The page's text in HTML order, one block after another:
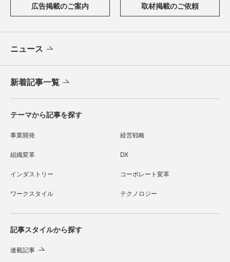
広告掲載のご案内 取材掲載のご依頼
ニュース
新着記事一覧
テーマから記事を探す
事業開発 経営戦略
組織変革 DX
インダストリー コーポレート変革
ワークスタイル テクノロジー
記事スタイルから探す
連載記事